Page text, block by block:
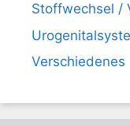
Stoffwechsel /
Verschiedenes